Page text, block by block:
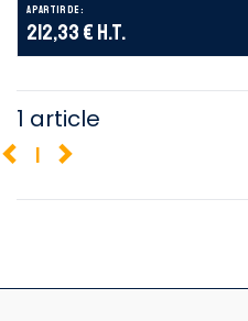
A partir de :
212,33 € H.T.
1 article
1